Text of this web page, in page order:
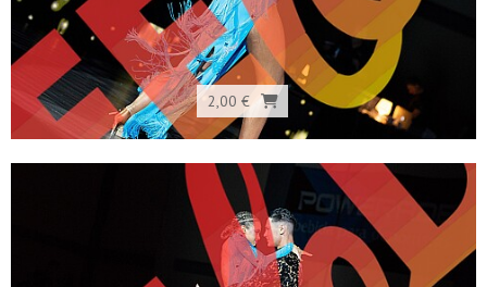
2,00 €